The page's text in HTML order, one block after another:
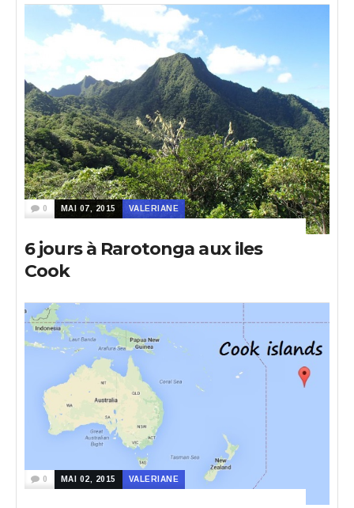
0 MAI 07, 2015 VALERIANE
6 jours à Rarotonga aux iles
Cook
0 MAI 02, 2015 VALERIANE